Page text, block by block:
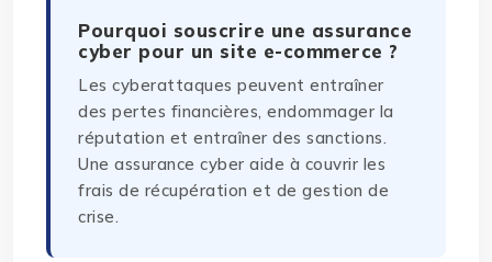
Pourquoi souscrire une assurance
cyber pour un site e-commerce ?
Les cyberattaques peuvent entraîner
des pertes financières, endommager la
réputation et entraîner des sanctions.
Une assurance cyber aide à couvrir les
frais de récupération et de gestion de
crise.